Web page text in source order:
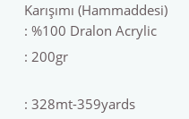
Karışımı (Hammaddesi)
: %100 Dralon Acrylic
: 200gr
: 328mt-359yards